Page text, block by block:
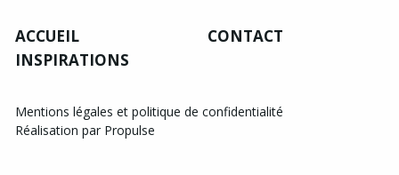
ACCUEIL
INSPIRATIONS
CONTACT
Mentions légales et politique de confidentialité
Réalisation par Propulse